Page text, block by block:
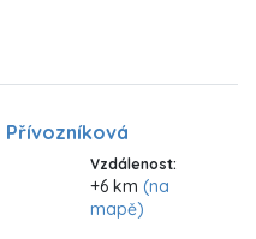
Přívozníková
Vzdálenost:
+6 km (na
mapě)